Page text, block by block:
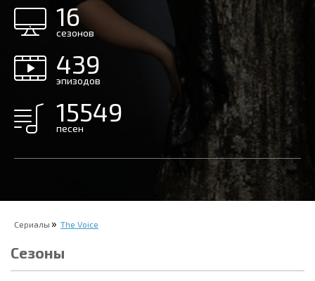
16
сезонов
439
эпизодов
15549
песен
Сериалы The Voice
Сезоны